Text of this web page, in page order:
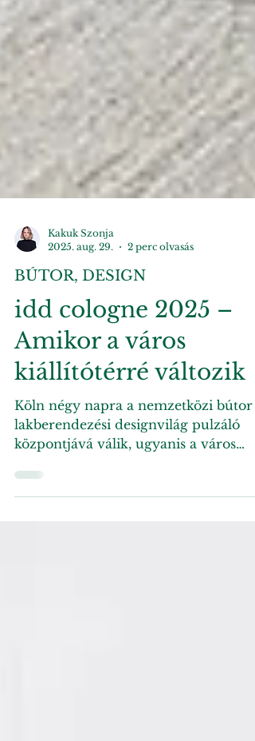
Kakuk Szonja
2025. aug. 29.
2 perc olvasás
BÚTOR, DESIGN
idd cologne 2025 –
Amikor a város
kiállítótérré változik
Köln négy napra a nemzetközi bútor
lakberendezési designvilág pulzáló